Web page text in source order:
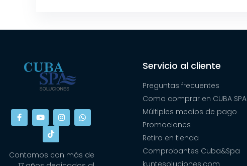
Contamos con más de
Servicio al cliente
Preguntas frecuentes
Como comprar en CUBA SPA
Múltiples medios de pago
Promociones
Retiro en tienda
Comprobantes Cuba&Spa